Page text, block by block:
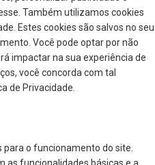
Também utilizamos cookies
Estes cookies são salvos no seu
Você pode optar por não
impactar na sua experiência de
você concorda com tal
de Privacidade.
para o funcionamento do site.